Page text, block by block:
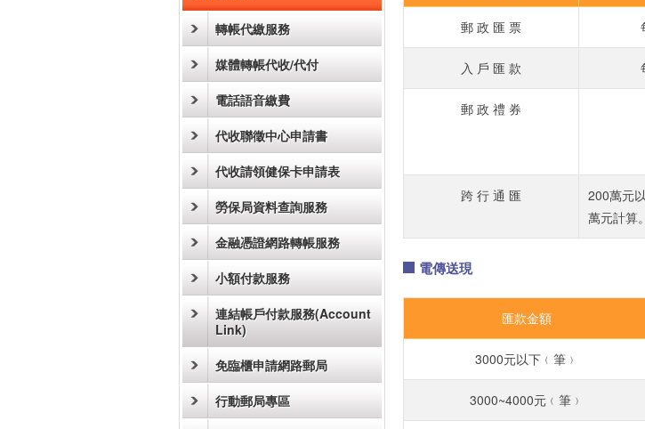
轉帳代繳服務
媒體轉帳代收/代付
電話語音繳費
代收聯徵中心申請書
代收請領健保卡申請表
勞保局資料查詢服務
金融憑證網路轉帳服務
小額付款服務
連結帳戶付款服務(Account
Link)
免臨櫃申請網路郵局
行動郵局專區
郵 政 匯 票
入 戶 匯 款
郵 政 禮 券
跨 行 通 匯
200萬元
萬元計算。
電傳送現
匯款金額
3000元以下﹙筆﹚
3000~4000元﹙筆﹚